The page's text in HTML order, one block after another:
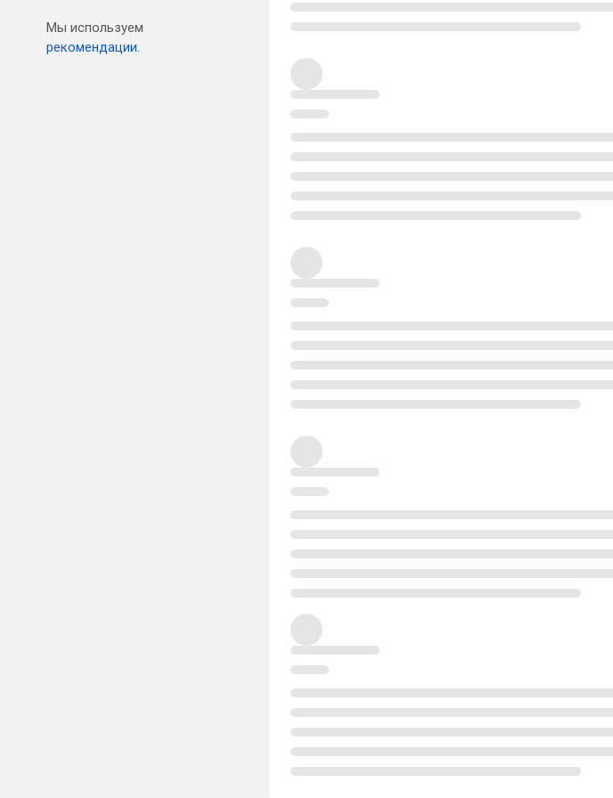
Мы используем
рекомендации.